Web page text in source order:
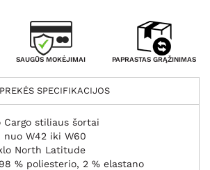
SAUGŪS MOKĖJIMAI PAPRASTAS GRĄŽINIMAS
PREKĖS SPECIFIKACIJOS
Cargo stiliaus šortai
nuo W42 iki W60
North Latitude
% poliesterio, 2 % elastano